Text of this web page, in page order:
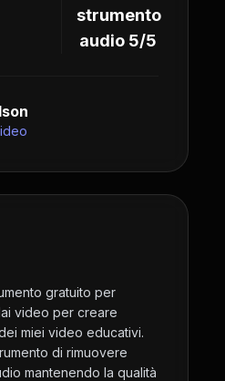
strumento
audio 5/5
gratuito per
video per creare
miei video educativi.
di rimuovere
mantenendo la qualità